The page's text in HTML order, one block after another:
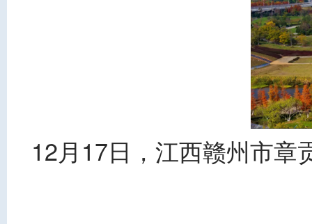
12月17日，江西赣州市章